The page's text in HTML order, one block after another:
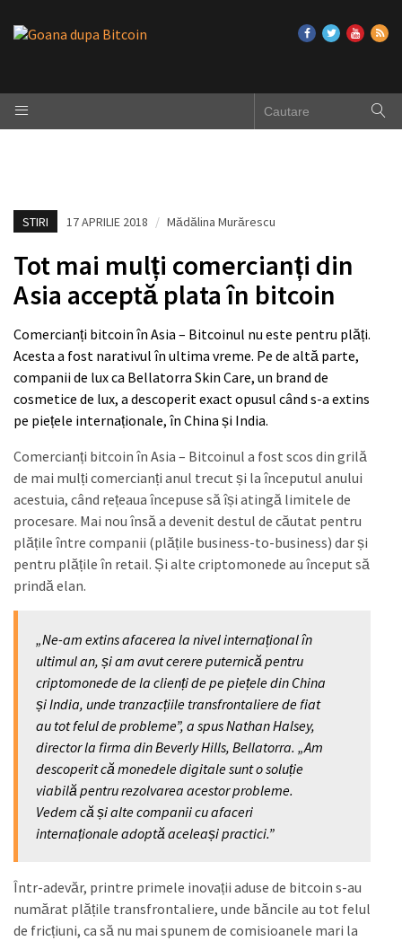
STIRI 17 APRILIE 2018 / Mădălina Murărescu
Tot mai mulți comercianți din
Asia acceptă plata în bitcoin
Comercianți bitcoin în Asia – Bitcoinul nu este pentru plăți.
Acesta a fost narativul în ultima vreme. Pe de altă parte,
companii de lux ca Bellatorra Skin Care, un brand de
cosmetice de lux, a descoperit exact opusul când s-a extins
pe piețele internaționale, în China și India.
Comercianți bitcoin în Asia – Bitcoinul a fost scos din grilă
de mai mulți comercianți anul trecut și la începutul anului
acestuia, când rețeaua începuse să își atingă limitele de
procesare. Mai nou însă a devenit destul de căutat pentru
plățile între companii (plățile business-to-business) dar și
pentru plățile în retail. Și alte criptomonede au început să
prindă elan.
„Ne-am extins afacerea la nivel internațional în
ultimul an, și am avut cerere puternică pentru
criptomonede de la clienți de pe piețele din China
și India, unde tranzacțiile transfrontaliere de fiat
au tot felul de probleme”, a spus Nathan Halsey,
director la firma din Beverly Hills, Bellatorra. „Am
descoperit că monedele digitale sunt o soluție
viabilă pentru rezolvarea acestor probleme.
Vedem că și alte companii cu afaceri
internaționale adoptă aceleași practici.”
Într-adevăr, printre primele inovații aduse de bitcoin s-au
numărat plățile transfrontaliere, unde băncile au tot felul
de fricțiuni, ca să nu mai spunem de comisioanele mari la